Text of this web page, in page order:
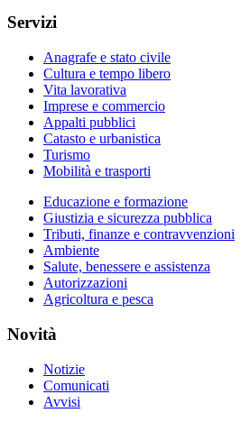
Servizi
Anagrafe e stato civile
Cultura e tempo libero
Vita lavorativa
Imprese e commercio
Appalti pubblici
Catasto e urbanistica
Turismo
Mobilità e trasporti
Educazione e formazione
Giustizia e sicurezza pubblica
Tributi, finanze e contravvenzioni
Ambiente
Salute, benessere e assistenza
Autorizzazioni
Agricoltura e pesca
Novità
Notizie
Comunicati
Avvisi